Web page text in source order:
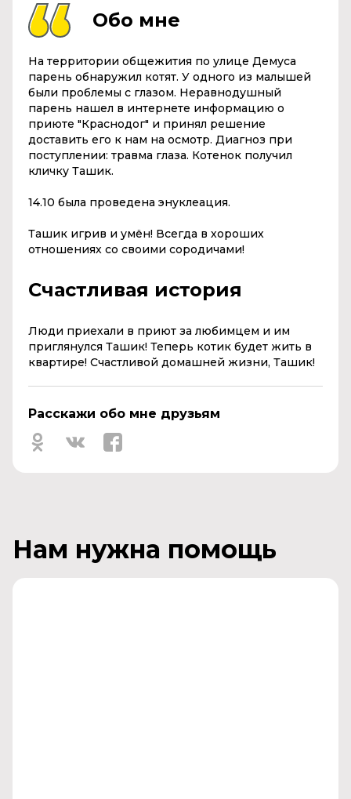
Обо мне
На территории общежития по улице Демуса
парень обнаружил котят. У одного из малышей
были проблемы с глазом. Неравнодушный
парень нашел в интернете информацию о
приюте "Краснодог" и принял решение
доставить его к нам на осмотр. Диагноз при
поступлении: травма глаза. Котенок получил
кличку Ташик.
14.10 была проведена энуклеация.
Ташик игрив и умён! Всегда в хороших
отношениях со своими сородичами!
Счастливая история
Люди приехали в приют за любимцем и им
приглянулся Ташик! Теперь котик будет жить в
квартире! Счастливой домашней жизни, Ташик!
Расскажи обо мне друзьям
Нам нужна помощь